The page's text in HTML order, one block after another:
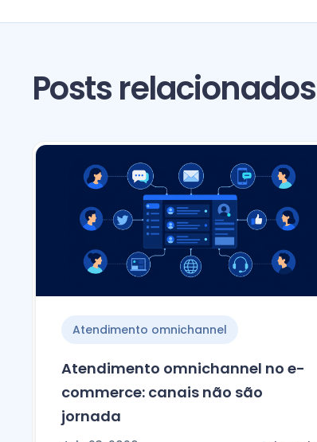
Posts relacionados
Atendimento omnichannel
Atendimento omnichannel no e-
commerce: canais não são
jornada